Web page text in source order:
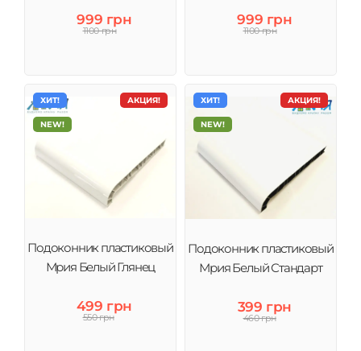
999 грн
1100 грн
999 грн
1100 грн
АКЦИЯ!
ХИТ!
NEW!
Подоконник пластиковый
Мрия Белый Глянец
499 грн
550 грн
АКЦИЯ!
ХИТ!
NEW!
Подоконник пластиковый
Мрия Белый Стандарт
399 грн
460 грн